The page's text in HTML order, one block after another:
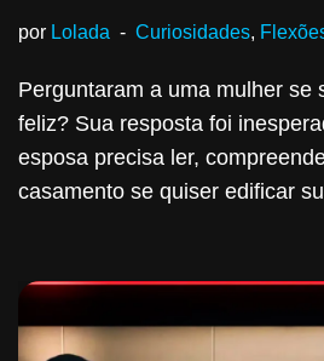
por Lolada Curiosidades,
Perguntaram a uma mulher se
feliz? Sua resposta foi
esposa precisa ler,
casamento se quiser edificar